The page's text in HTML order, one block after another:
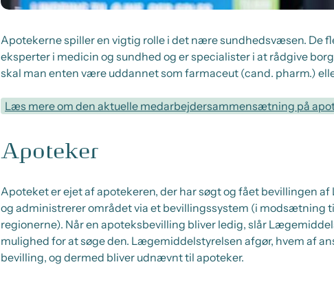
Apotekerne spiller en vigtig rolle i det nære sundhedsvæsen. De
eksperter i medicin og sundhed og er specialister i at rådgive
skal man enten være uddannet som farmaceut (cand. pharm.)
Læs mere om den aktuelle medarbejdersammensætning på
Apoteker
Apoteket er ejet af apotekeren, der har søgt og fået bevillingen
og administrerer området via et bevillingssystem (i modsætning
regionerne). Når en apoteksbevilling bliver ledig, slår
mulighed for at søge den. Lægemiddelstyrelsen afgør, hvem af
bevilling, og dermed bliver udnævnt til apoteker.